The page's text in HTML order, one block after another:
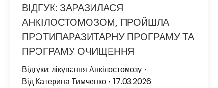
ВІДГУК: ЗАРАЗИЛАСЯ
АНКІЛОСТОМОЗОМ, ПРОЙШЛА
ПРОТИПАРАЗИТАРНУ ПРОГРАМУ ТА
ПРОГРАМУ ОЧИЩЕННЯ
Відгуки: лікування Анкілостомозу
Від Катерина Тимченко
17.03.2026